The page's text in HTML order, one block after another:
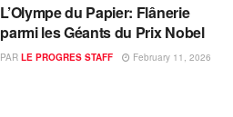
L’Olympe du Papier: Flânerie
parmi les Géants du Prix Nobel
PAR LE PROGRES STAFF February 11, 2026